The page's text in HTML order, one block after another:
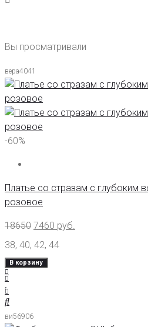
Вы просматривали
вера4041
-60%
Платье со стразам с глубоким
розовое
18650 7460 руб.
38, 40, 42, 44
В корзину
ви56906